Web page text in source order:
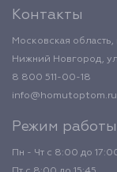
Контакты
Московская область,
Нижний Новгород,
8 800 511-00-18
info@homutoptom.ru
Режим работы
Пн - Чт с 8:00 до